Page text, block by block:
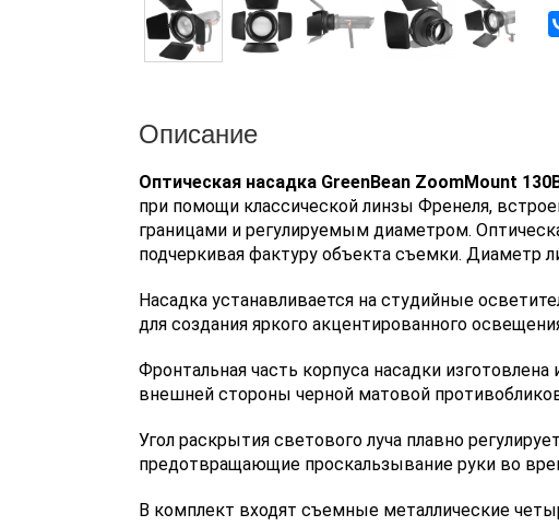
Описание
Оптическая насадка GreenBean ZoomMount
при помощи классической линзы Френеля,
границами и регулируемым диаметром.
подчеркивая фактуру объекта съемки. Диаметр
Насадка устанавливается на студийные
для создания яркого акцентированного
Фронтальная часть корпуса насадки
внешней стороны черной матовой
Угол раскрытия светового луча плавно
предотвращающие проскальзывание руки во
В комплект входят съемные металлические